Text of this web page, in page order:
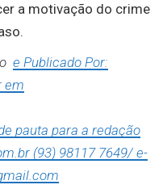
a motivação do crime
e Publicado Por:
em
pauta para a redação
(93) 98117 7649/ e-